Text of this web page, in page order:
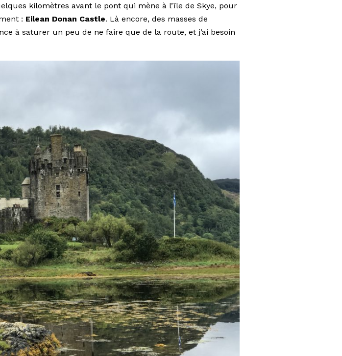
kilomètres avant le pont qui mène à l’île de Skye, pour
: Eilean Donan Castle. Là encore, des masses de
à saturer un peu de ne faire que de la route, et j’ai besoin